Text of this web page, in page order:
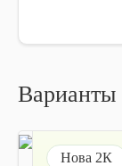
Варианты
Нова 2К